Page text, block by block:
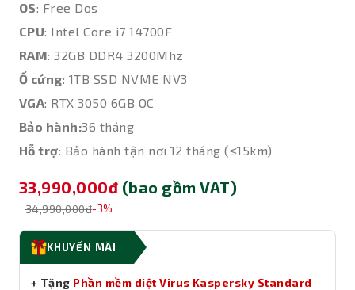
OS: Free Dos
CPU: Intel Core i7 14700F
RAM: 32GB DDR4 3200Mhz
Ổ cứng: 1TB SSD NVME NV3
VGA: RTX 3050 6GB OC
Bảo hành:36 tháng
Hỗ trợ: Bảo hành tận nơi 12 tháng (≤15km)
33,990,000đ (bao gồm VAT)
34,990,000đ-3%
KHUYẾN MÃI
+ Tặng Phần mềm diệt Virus Kaspersky Standard